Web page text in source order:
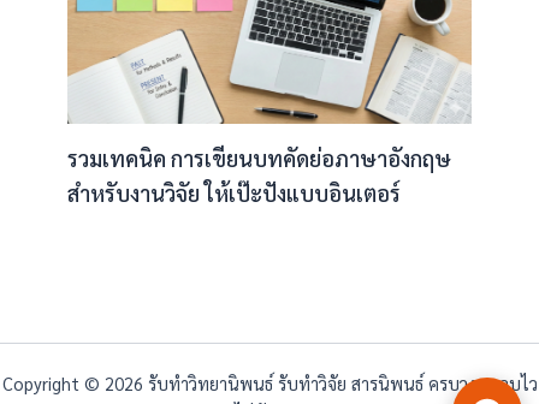
รวมเทคนิค การเขียนบทคัดย่อภาษาอังกฤษ
สำหรับงานวิจัย ให้เป๊ะปังแบบอินเตอร์
Copyright © 2026 รับทำวิทยานิพนธ์ รับทำวิจัย สารนิพนธ์ ครบวงจร จบไว